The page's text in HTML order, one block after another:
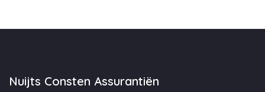
Nuijts Consten Assurantiën